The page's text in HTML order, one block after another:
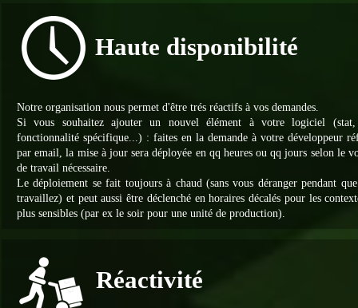
Haute disponibilité
Notre organisation nous permet d'être trés réactifs à vos demandes.
Si vous souhaitez ajouter un nouvel élément à votre logiciel
fonctionnalité spécifique...) : faites en la demande à votre développeur
par email, la mise à jour sera déployée en qq heures ou qq jours selon le
de travail nécessaire.
Le déploiement se fait toujours à chaud (sans vous déranger pendant
travaillez) et peut aussi être déclenché en horaires décalés pour les
plus sensibles (par ex le soir pour une unité de production).
Réactivité